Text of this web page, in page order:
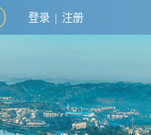
登录 | 注册